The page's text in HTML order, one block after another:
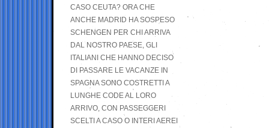
CASO CEUTA? ORA CHE
ANCHE MADRID HA SOSPESO
SCHENGEN PER CHI ARRIVA
DAL NOSTRO PAESE, GLI
ITALIANI CHE HANNO DECISO
DI PASSARE LE VACANZE IN
SPAGNA SONO COSTRETTI A
LUNGHE CODE AL LORO
ARRIVO, CON PASSEGGERI
SCELTI A CASO O INTERI AEREI